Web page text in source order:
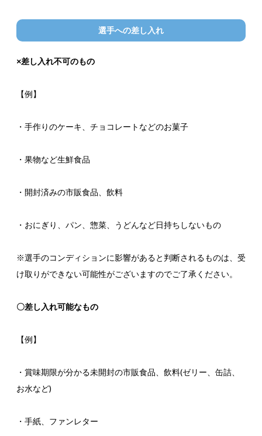
選手への差し入れ
×差し入れ不可のもの
【例】
・手作りのケーキ、チョコレートなどのお菓子
・果物など生鮮食品
・開封済みの市販食品、飲料
・おにぎり、パン、惣菜、うどんなど日持ちしないもの
※選手のコンディションに影響があると判断されるものは、受
け取りができない可能性がございますのでご了承ください。
〇差し入れ可能なもの
【例】
・賞味期限が分かる未開封の市販食品、飲料(ゼリー、缶詰、
お水など)
・手紙、ファンレター